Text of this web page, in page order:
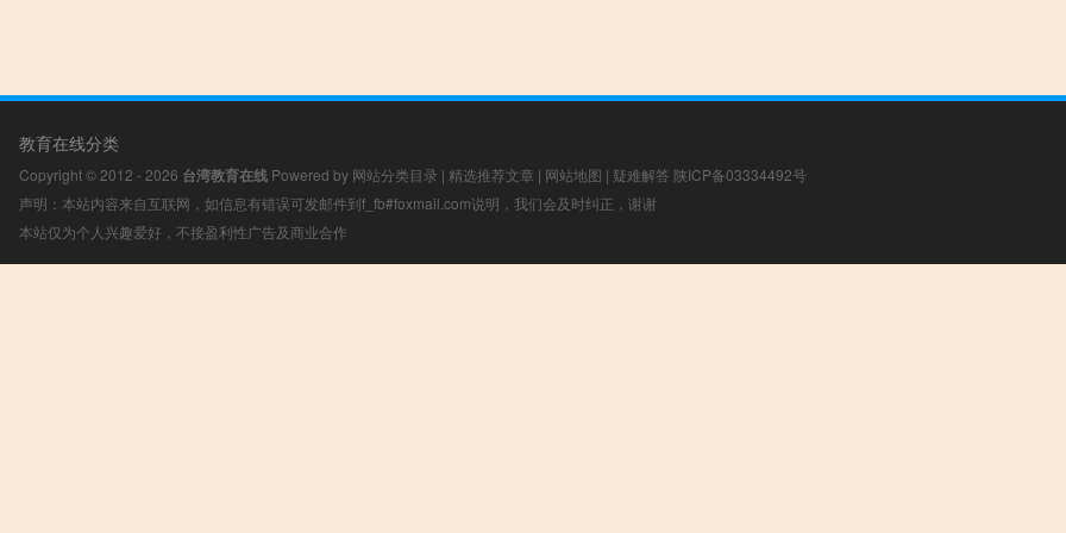
教育在线分类
Copyright © 2012 - 2026 台湾教育在线 Powered by 网站分类目录 | 精选推荐文章 | 网站地图 | 疑难解答 陕ICP备03334492号
声明：本站内容来自互联网，如信息有错误可发邮件到f_fb#foxmail.com说明，我们会及时纠正，谢谢
本站仅为个人兴趣爱好，不接盈利性广告及商业合作